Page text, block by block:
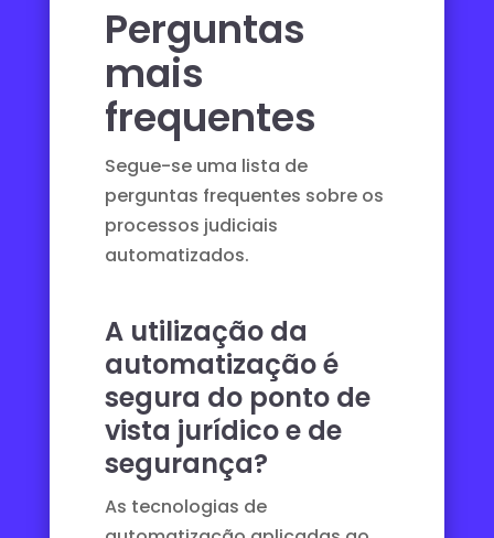
Perguntas
mais
frequentes
Segue-se uma lista de
perguntas frequentes sobre os
processos judiciais
automatizados.
A utilização da
automatização é
segura do ponto de
vista jurídico e de
segurança?
As tecnologias de